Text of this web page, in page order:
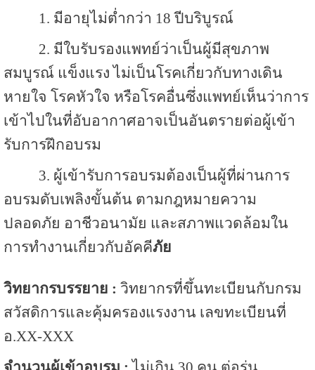
1. มีอายุไม่ต่ำกว่า 18 ปีบริบูรณ์
2. มีใบรับรองแพทย์ว่าเป็นผู้มีสุขภาพ
สมบูรณ์ แข็งแรง ไม่เป็นโรคเกี่ยวกับทางเดิน
หายใจ โรคหัวใจ หรือโรคอื่นซึ่งแพทย์เห็นว่าการ
เข้าไปในที่อับอากาศอาจเป็นอันตรายต่อผู้เข้า
รับการฝึกอบรม
3. ผู้เข้ารับการอบรมต้องเป็นผู้ที่ผ่านการ
อบรมดับเพลิงขั้นต้น ตามกฎหมายความ
ปลอดภัย อาชีวอนามัย และสภาพแวดล้อมใน
การทำงานเกี่ยวกับอัคคีภัย
วิทยากรบรรยาย : วิทยากรที่ขึ้นทะเบียนกับกรม
สวัสดิการและคุ้มครองแรงงาน เลขทะเบียนที่
อ.XX-XXX